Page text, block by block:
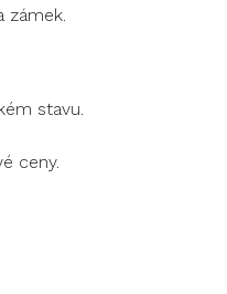
zámek.
stavu.
ceny.